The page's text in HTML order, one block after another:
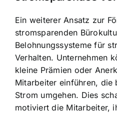
Ein weiterer Ansatz zur
stromsparenden
Belohnungssysteme für
Verhalten. Unternehmen
kleine Prämien oder
Mitarbeiter einführen, die
Strom umgehen. Dies
motiviert die Mitarbeiter,